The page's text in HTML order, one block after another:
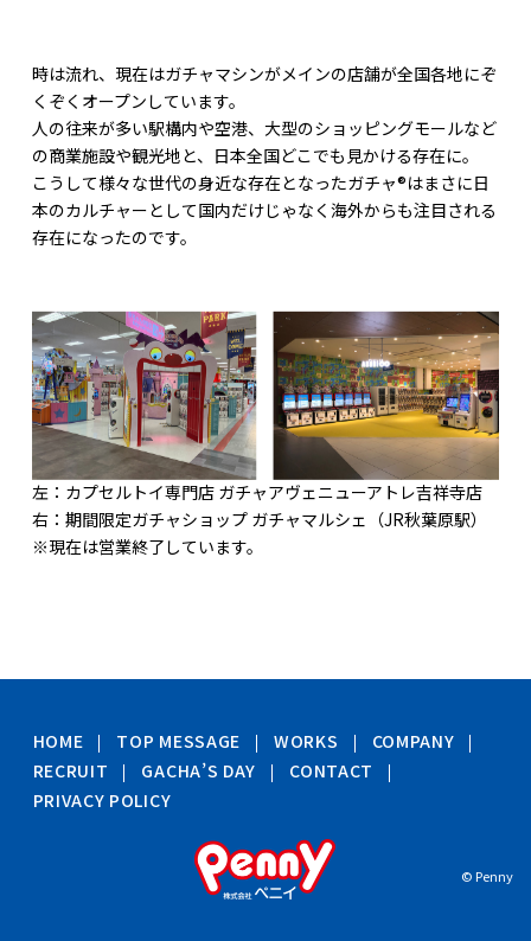
時は流れ、現在はガチャマシンがメインの店舗が全国各地にぞ
くぞくオープンしています。
人の往来が多い駅構内や空港、大型のショッピングモールなど
の商業施設や観光地と、日本全国どこでも見かける存在に。
こうして様々な世代の身近な存在となったガチャ®はまさに日
本のカルチャーとして国内だけじゃなく海外からも注目される
存在になったのです。
左：カプセルトイ専門店 ガチャアヴェニューアトレ吉祥寺店
右：期間限定ガチャショップ ガチャマルシェ（JR秋葉原駅）
※現在は営業終了しています。
HOME TOP MESSAGE WORKS
COMPANY
RECRUIT
GACHA’S DAY
CONTACT
PRIVACY POLICY
© Penny